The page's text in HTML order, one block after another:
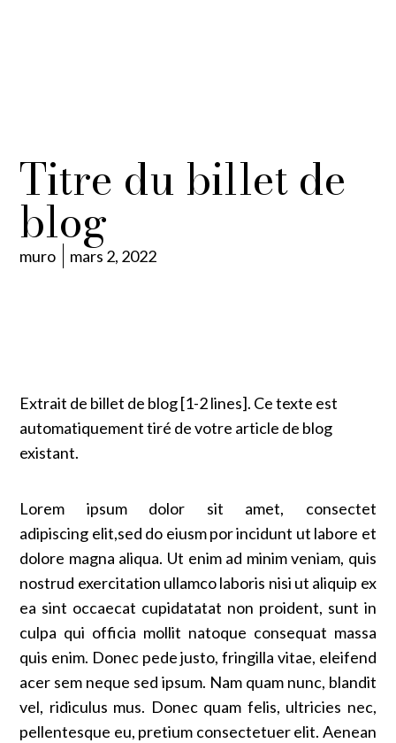
Titre du billet de
blog
muro mars 2, 2022
Extrait de billet de blog [1-2 lines]. Ce texte est
automatiquement tiré de votre article de blog
existant.
Lorem ipsum dolor sit amet, consectet
adipiscing elit,sed do eiusm por incidunt ut labore et
dolore magna aliqua. Ut enim ad minim veniam, quis
nostrud exercitation ullamco laboris nisi ut aliquip ex
ea sint occaecat cupidatatat non proident, sunt in
culpa qui officia mollit natoque consequat massa
quis enim. Donec pede justo, fringilla vitae, eleifend
acer sem neque sed ipsum. Nam quam nunc, blandit
vel, ridiculus mus. Donec quam felis, ultricies nec,
pellentesque eu, pretium consectetuer elit. Aenean